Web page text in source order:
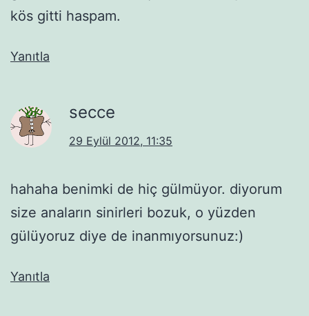
kös gitti haspam.
Yanıtla
secce
29 Eylül 2012, 11:35
hahaha benimki de hiç gülmüyor. diyorum
size anaların sinirleri bozuk, o yüzden
gülüyoruz diye de inanmıyorsunuz:)
Yanıtla